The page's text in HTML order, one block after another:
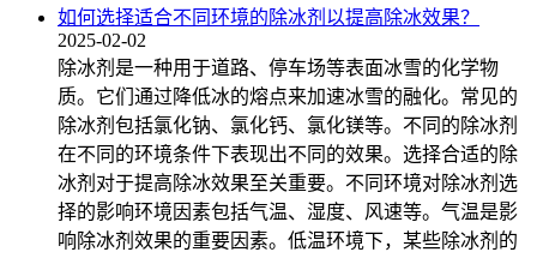
如何选择适合不同环境的除冰剂以提高除冰效果？
2025-02-02
除冰剂是一种用于道路、停车场等表面冰雪的化学物
质。它们通过降低冰的熔点来加速冰雪的融化。常见的
除冰剂包括氯化钠、氯化钙、氯化镁等。不同的除冰剂
在不同的环境条件下表现出不同的效果。选择合适的除
冰剂对于提高除冰效果至关重要。不同环境对除冰剂选
择的影响环境因素包括气温、湿度、风速等。气温是影
响除冰剂效果的重要因素。低温环境下，某些除冰剂的